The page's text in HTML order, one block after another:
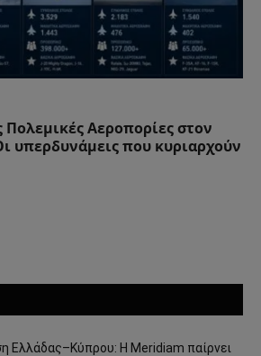
Πολεμικές Αεροπορίες στον
υπερδυνάμεις που κυριαρχούν
Ελλάδας–Κύπρου: Η Meridiam παίρνει